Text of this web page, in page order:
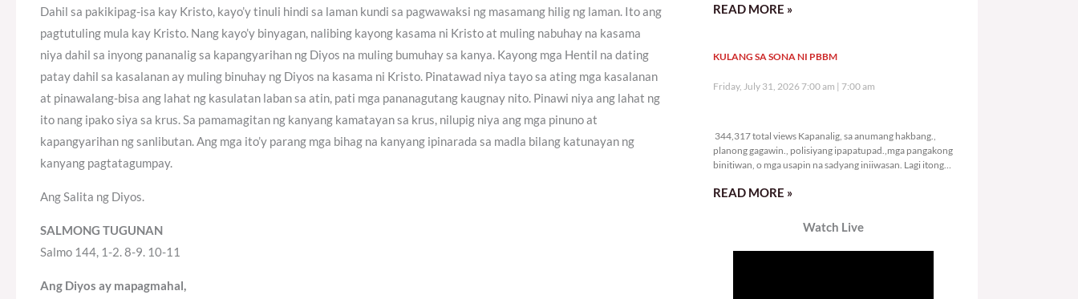
Dahil sa pakikipag-isa kay Kristo, kayo’y tinuli hindi sa laman kundi sa pagwawaksi ng masamang hilig ng laman. Ito ang
pagtutuling mula kay Kristo. Nang kayo’y binyagan, nalibing kayong kasama ni Kristo at muling nabuhay na kasama
niya dahil sa inyong pananalig sa kapangyarihan ng Diyos na muling bumuhay sa kanya. Kayong mga Hentil na dating
patay dahil sa kasalanan ay muling binuhay ng Diyos na kasama ni Kristo. Pinatawad niya tayo sa ating mga kasalanan
at pinawalang-bisa ang lahat ng kasulatan laban sa atin, pati mga pananagutang kaugnay nito. Pinawi niya ang lahat ng
ito nang ipako siya sa krus. Sa pamamagitan ng kanyang kamatayan sa krus, nilupig niya ang mga pinuno at
kapangyarihan ng sanlibutan. Ang mga ito’y parang mga bihag na kanyang ipinarada sa madla bilang katunayan ng
kanyang pagtatagumpay.
Ang Salita ng Diyos.
SALMONG TUGUNAN
Salmo 144, 1-2. 8-9. 10-11
Ang Diyos ay mapagmahal,
READ MORE »
KULANG SA SONA NI PBBM
Friday, July 31, 2026 7:00 am 7:00 am
344,317 total views Kapanalig, sa anumang hakbang.,
planong gagawin., polisiyang ipapatupad.,mga pangakong
binitiwan, o mga usapin na sadyang iniiwasan. Lagi itong
READ MORE »
Watch Live